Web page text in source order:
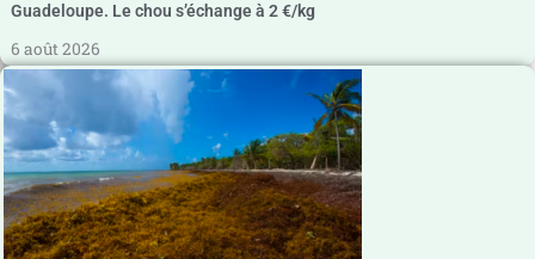
Guadeloupe. Le chou s’échange à 2 €/kg
6 août 2026